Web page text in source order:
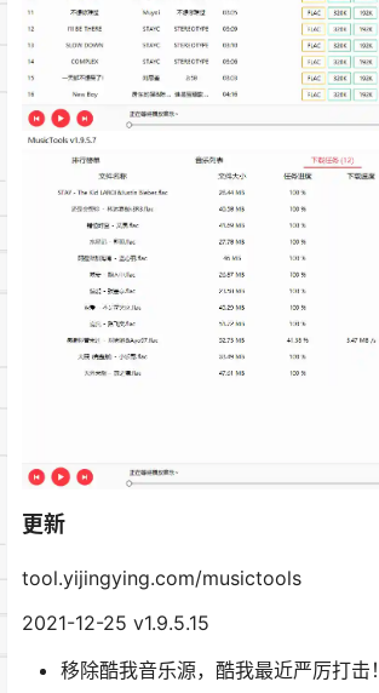
更新
tool.yijingying.com/musictools
2021-12-25 v1.9.5.15
移除酷我音乐源，酷我最近严厉打击！